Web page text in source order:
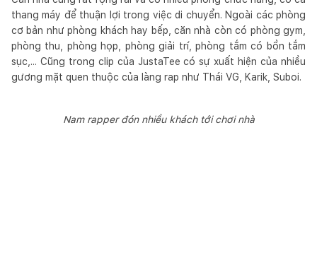
thang máy để thuận lợi trong việc di chuyển. Ngoài các phòng
cơ bản như phòng khách hay bếp, căn nhà còn có phòng gym,
phòng thu, phòng họp, phòng giải trí, phòng tắm có bồn tắm
sục,... Cũng trong clip của JustaTee có sự xuất hiện của nhiều
gương mặt quen thuộc của làng rap như Thái VG, Karik, Suboi.
Nam rapper đón nhiều khách tới chơi nhà